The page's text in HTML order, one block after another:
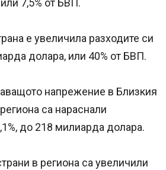
7,5% от БВП.
е увеличила разходите си
долара, или 40% от БВП.
напрежение в Близкия
са нараснали
до 218 милиарда долара.
в региона са увеличили